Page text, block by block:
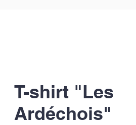
T-shirt "Les
Ardéchois"